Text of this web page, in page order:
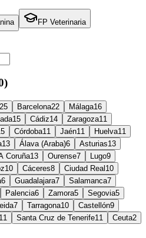
FP Veterinaria
25 Barcelona22 Málaga16
15 Cádiz14 Zaragoza11
Córdoba11 Jaén11 Huelva11
13 Álava (Araba)6 Asturias13
Coruña13 Ourense7 Lugo9
10 Cáceres8 Ciudad Real 10
6 Guadalajara7 Salamanca7
Palencia6 Zamora5 Segovia5
7 Tarragona10 Castellón9
11 Santa Cruz de Tenerife11 Ceuta2